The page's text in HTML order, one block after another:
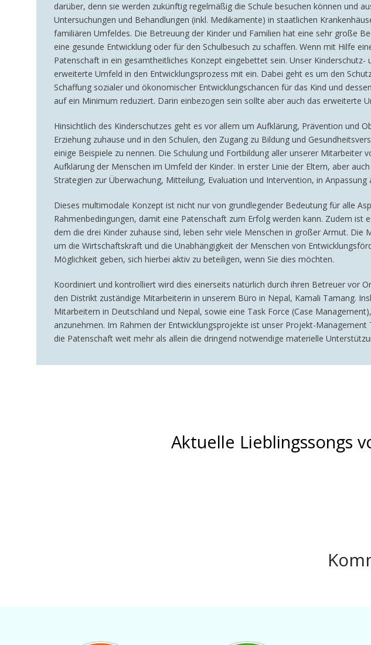
darüber, denn sie werden zukünftig regelmäßig die Schule besuchen können und
Untersuchungen und Behandlungen (inkl. Medikamente) in staatlichen
familiären Umfeldes. Die Betreuung der Kinder und Familien hat eine sehr große
eine gesunde Entwicklung oder für den Schulbesuch zu schaffen. Wenn mit Hilfe
Patenschaft in ein gesamtheitliches Konzept eingebettet sein. Unser
erweiterte Umfeld in den Entwicklungsprozess mit ein. Dabei geht es um den
Schaffung sozialer und ökonomischer Entwicklungschancen für das Kind und
auf ein Minimum reduziert. Darin einbezogen sein sollte aber auch das erweiterte
Hinsichtlich des Kinderschutzes geht es vor allem um Aufklärung, Prävention und
Erziehung zuhause und in den Schulen, den Zugang zu Bildung und
einige Beispiele zu nennen. Die Schulung und Fortbildung aller unserer
Aufklärung der Menschen im Umfeld der Kinder. In erster Linie der Eltern, aber
Strategien zur Überwachung, Mitteilung, Evaluation und Intervention, in
Dieses multimodale Konzept ist nicht nur von grundlegender Bedeutung für alle
Rahmenbedingungen, damit eine Patenschaft zum Erfolg werden kann. Zudem
dem die drei Kinder zuhause sind, leben sehr viele Menschen in großer Armut.
um die Wirtschaftskraft und die Unabhängigkeit der Menschen von
Möglichkeit geben, sich hierbei aktiv zu beteiligen, wenn Sie dies möchten.
Koordiniert und kontrolliert wird dies einerseits natürlich durch ihren Betreuer vor
den Distrikt zuständige Mitarbeiterin in unserem Büro in Nepal, Kamali Tamang.
Mitarbeitern in Deutschland und Nepal, sowie eine Task Force (Case
anzunehmen. Im Rahmen der Entwicklungsprojekte ist unser Projekt-
die Patenschaft weit mehr als allein die dringend notwendige materielle
Aktuelle Lieblingssongs